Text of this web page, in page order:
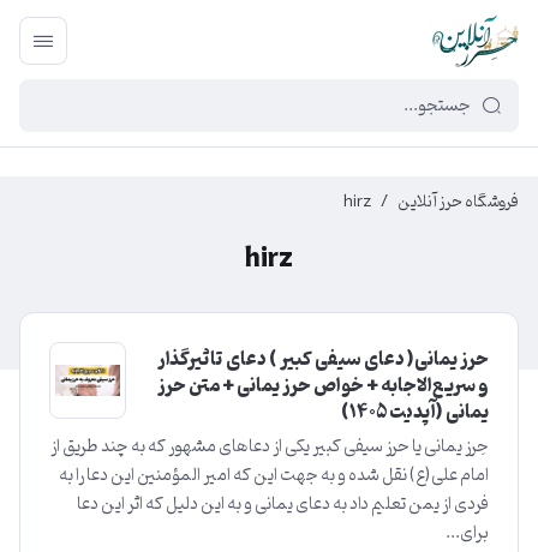
449f43cf-3da2-4422-bb12-2566cb5b8b05
فروشگاه حرز آنلاین /
hirz
hirz
حرز یمانی( دعای سیفی کبیر ) دعای تاثیرگذار
و سریع‌الاجابه + خواص حرز یمانی + متن حرز
یمانی (آپدیت ۱۴۰5)
حِرز یمانی یا حرز سیفی کبیر یکی از دعاهای مشهور که به چند طریق از
امام علی(ع) نقل شده و به جهت این که امیر المؤمنین این دعا را به
فردی از یمن تعلیم داد به دعای یمانی و به این دلیل که اثر این دعا
برای...